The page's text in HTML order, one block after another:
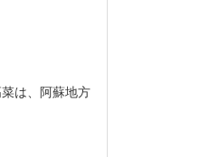
は、阿蘇地方